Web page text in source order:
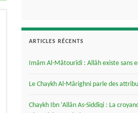
ARTICLES RÉCENTS
Imâm Al-Mâtourîdi : Allâh existe sans
Le Chaykh Al-Mârighni parle des
Chaykh Ibn ‘Allân As-Siddîqi : La